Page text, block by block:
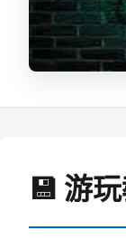
💾 游